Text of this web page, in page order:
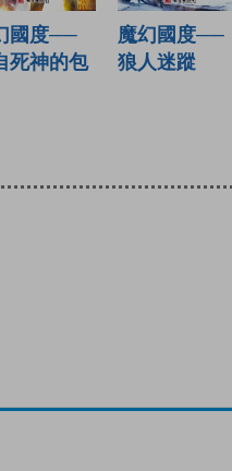
國度──
死神的包
魔幻國度──
狼人迷蹤